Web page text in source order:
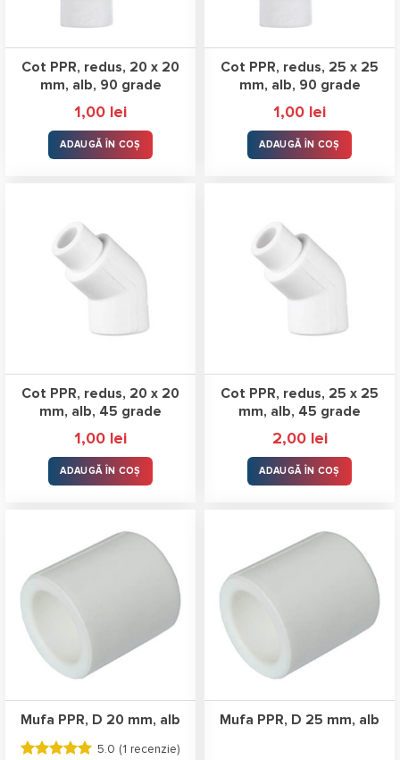
Cot PPR, redus, 20 x 20
mm, alb, 90 grade
1,00 lei
ADAUGĂ ÎN COȘ
Cot PPR, redus, 25 x 25
mm, alb, 90 grade
1,00 lei
ADAUGĂ ÎN COȘ
Cot PPR, redus, 20 x 20
mm, alb, 45 grade
1,00 lei
ADAUGĂ ÎN COȘ
Cot PPR, redus, 25 x 25
mm, alb, 45 grade
2,00 lei
ADAUGĂ ÎN COȘ
Mufa PPR, D 20 mm, alb
5.0 (1 recenzie)
Mufa PPR, D 25 mm, alb